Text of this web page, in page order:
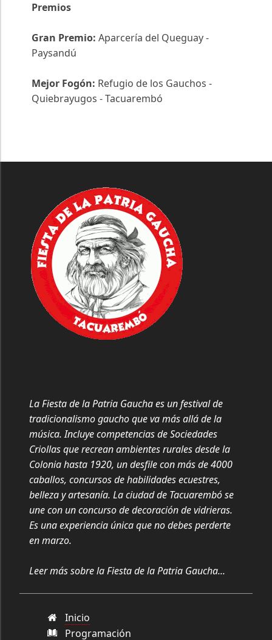
Premios
Gran Premio: Aparcería del Queguay -
Paysandú
Mejor Fogón: Refugio de los Gauchos -
Quiebrayugos - Tacuarembó
La Fiesta de la Patria Gaucha es un festival de
tradicionalismo gaucho que va más allá de la
música. Incluye competencias de Sociedades
Criollas que recrean ambientes rurales desde la
Colonia hasta 1920, un desfile con más de 4000
caballos, concursos de habilidades ecuestres,
belleza y artesanía. La ciudad de Tacuarembó se
une con un concurso de decoración de vidrieras.
Es una experiencia única que no debes perderte
en marzo.
Leer más sobre la Fiesta de la Patria Gaucha...
Inicio
Programación